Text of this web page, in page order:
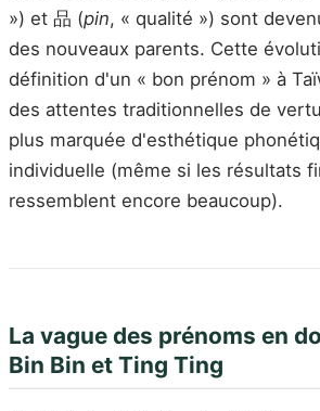
») et 品 (pin, « qualité ») sont
des nouveaux parents. Cette
définition d'un « bon prénom » à
des attentes traditionnelles de
plus marquée d'esthétique
individuelle (même si les résultats
ressemblent encore beaucoup).
La vague des prénoms en
Bin Bin et Ting Ting